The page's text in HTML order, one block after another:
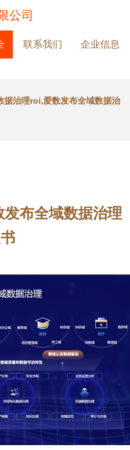
公司
联系我们 企业信息
据治理roi,爱数发布全域数据治
布全域数据治理